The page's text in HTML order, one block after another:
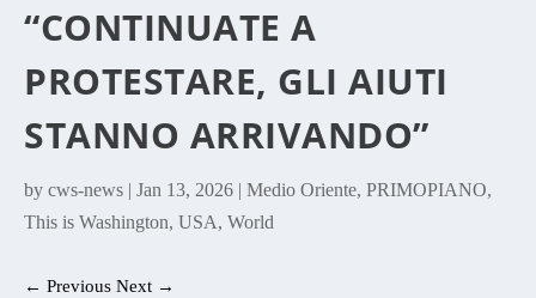
“CONTINUATE A
PROTESTARE, GLI AIUTI
STANNO ARRIVANDO”
bycws-news |Jan 13, 2026 |Medio Oriente,PRIMOPIANO,
This is Washington,USA,World
←Previous Next →